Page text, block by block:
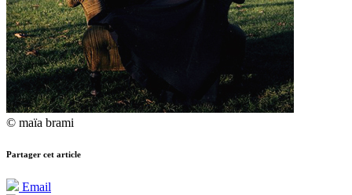
© maïa brami
Partager cet article
Email